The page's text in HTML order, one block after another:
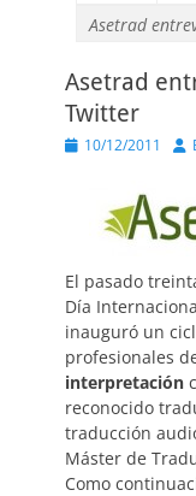
Asetrad
Asetrad
Twitter
Publicado
10/12/2011
El pasado
Día
inauguró un
profesionales
interpretación
reconocido
traducción
Máster de
Como